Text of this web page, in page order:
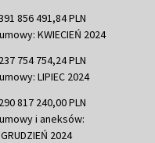
856 491,84 PLN
KWIECIEŃ 2024
754 754,24 PLN
LIPIEC 2024
817 240,00 PLN
i aneksów:
2024